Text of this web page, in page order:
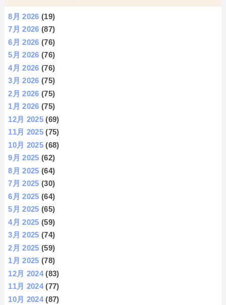
8月 2026 (19)
7月 2026 (87)
6月 2026 (76)
5月 2026 (76)
4月 2026 (76)
3月 2026 (75)
2月 2026 (75)
1月 2026 (75)
12月 2025 (69)
11月 2025 (75)
10月 2025 (68)
9月 2025 (62)
8月 2025 (64)
7月 2025 (30)
6月 2025 (64)
5月 2025 (65)
4月 2025 (59)
3月 2025 (74)
2月 2025 (59)
1月 2025 (78)
12月 2024(83)
11月 2024(77)
10月 2024(87)